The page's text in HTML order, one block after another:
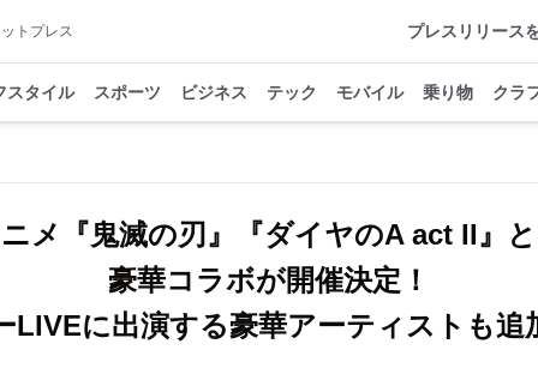
トプレス プレスリリース
スタイル スポーツ ビジネス テック モバイル 乗り物 クラ
メ『鬼滅の刃』『ダイヤのA act II』
豪華コラボが開催決定！
LIVEに出演する豪華アーティストも追